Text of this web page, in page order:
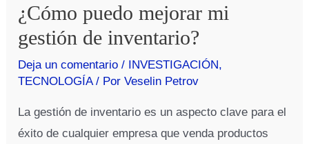
¿Cómo puedo mejorar mi
gestión de inventario?
Deja un comentario / INVESTIGACIÓN,
TECNOLOGÍA/ PorVeselin Petrov
La gestión de inventario es un aspecto clave para el
éxito de cualquier empresa que venda productos